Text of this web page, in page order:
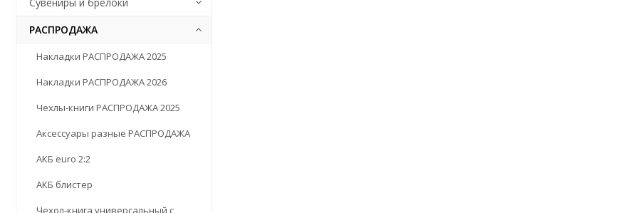
РАСПРОДАЖА
Накладки РАСПРОДАЖА 2025
Накладки РАСПРОДАЖА 2026
Чехлы-книги РАСПРОДАЖА 2025
Аксессуары разные РАСПРОДАЖА
АКБ euro 2:2
АКБ блистер
Чехол-книга универсальный с